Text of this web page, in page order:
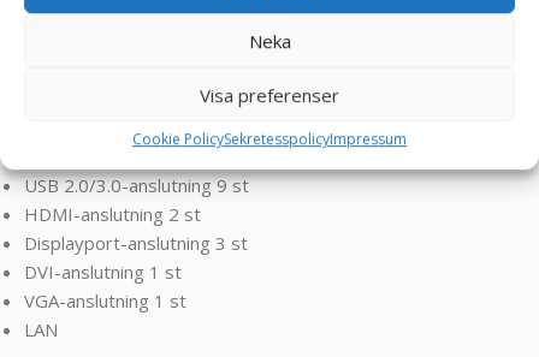
Neka
Visa preferenser
Cookie PolicySekretesspolicyImpressum
Operativsystem: Windows 10 Pro
Externa anslutningar:
USB 2.0/3.0-anslutning 9 st
HDMI-anslutning 2 st
Displayport-anslutning 3 st
DVI-anslutning 1 st
VGA-anslutning 1 st
LAN